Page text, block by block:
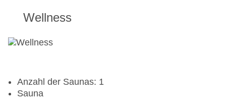
Wellness
Anzahl der Saunas: 1
Sauna